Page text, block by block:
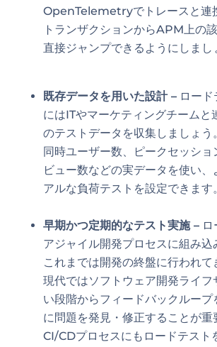
OpenTelemetryでトレースと連
トランザクションからAPM上の
直接ジャンプできるようにしまし
既存データを用いた設計 –ロード
にはITやマーケティングチームと
のテストデータを収集しましょう
同時ユーザー数、ピークセッショ
ビュー数などの実データを使い、
アルな負荷テストを設定できます。
早期かつ定期的なテスト実施 –ロ
アジャイル開発プロセスに組み込
これまでは開発の終盤に行われて
現代ではソフトウェア開発ライフ
い段階からフィードバックループ
に問題を発見・修正することが重
CI/CDプロセスにもロードテスト